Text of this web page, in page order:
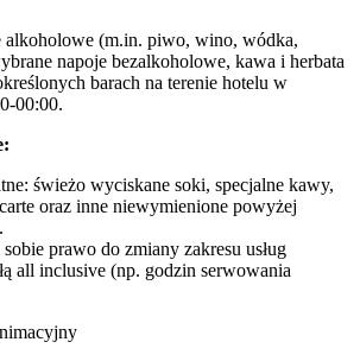
alkoholowe (m.in. piwo, wino, wódka,
napoje bezalkoholowe, kawa i herbata
barach na terenie hotelu w
00:00.
świeżo wyciskane soki, specjalne kawy,
oraz inne niewymienione powyżej
prawo do zmiany zakresu usług
all inclusive (np. godzin serwowania